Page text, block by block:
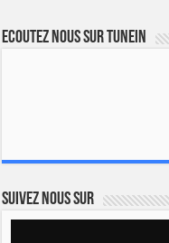
Ecoutez nous sur TuneIn
Suivez nous sur